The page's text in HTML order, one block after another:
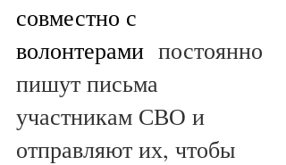
совместно с
волонтерами постоянно
пишут письма
участникам СВО и
отправляют их, чтобы